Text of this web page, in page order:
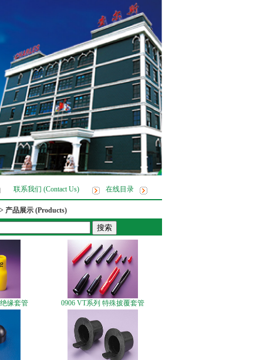
联系我们 (Contact Us) 在线目录
> 产品展示 (Products)
缘套管 0906 VT系列 特殊披覆套管